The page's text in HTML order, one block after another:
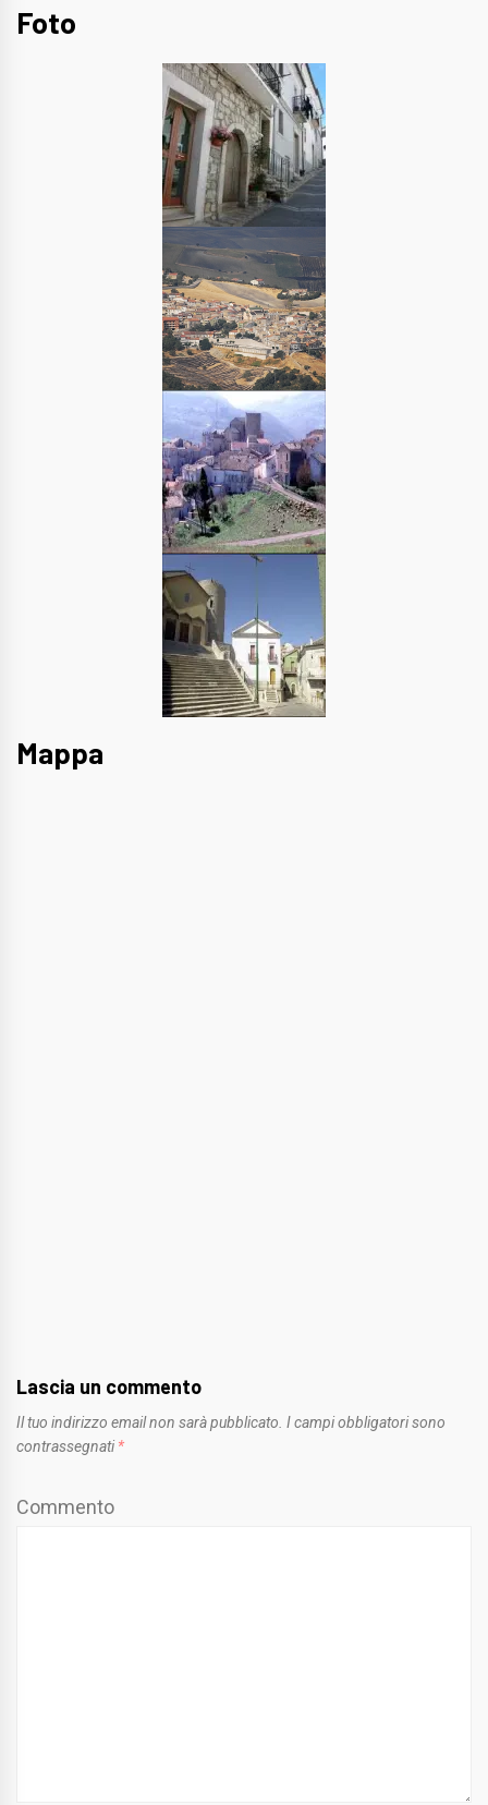
Foto
Mappa
Lascia un commento
Il tuo indirizzo email non sarà pubblicato. I campi obbligatori sono
contrassegnati *
Commento